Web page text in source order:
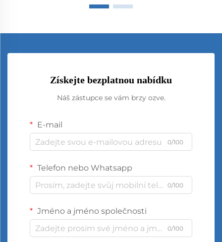
Získejte bezplatnou nabídku
Náš zástupce se vám brzy ozve.
E-mail
0/100
Telefon nebo Whatsapp
0/100
Jméno a jméno společnosti
0/100